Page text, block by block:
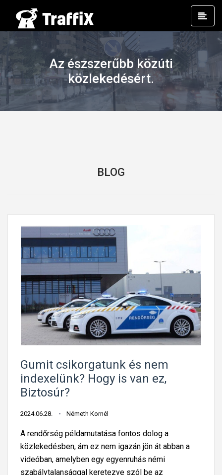
Az észszerűbb közúti
közlekedésért.
BLOG
Gumit csikorgatunk és nem
indexelünk? Hogy is van ez,
Biztosúr?
2024.06.28. Németh Kornél
A rendőrség példamutatása fontos dolog a
közlekedésben, ám ez nem igazán jön át abban a
videóban, amelyben egy egyenruhás némi
szabálytalansággal keretezve szól be az